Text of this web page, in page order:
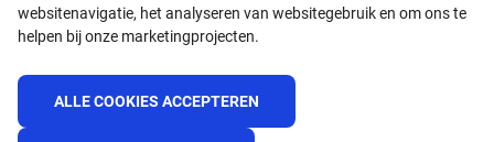
websitenavigatie, het analyseren van websitegebruik en om ons te
helpen bij onze marketingprojecten.
ALLE COOKIES ACCEPTEREN